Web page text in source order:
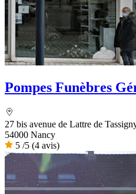
Pompes Funèbres
27 bis avenue de Lattre de
54000 Nancy
5 /5 (4 avis)